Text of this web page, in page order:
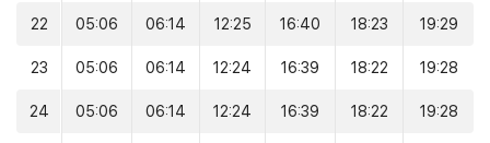
22 05:06 06:14 12:25 16:40 18:23 19:29
23 05:06 06:14 12:24 16:39 18:22 19:28
24 05:06 06:14 12:24 16:39 18:22 19:28